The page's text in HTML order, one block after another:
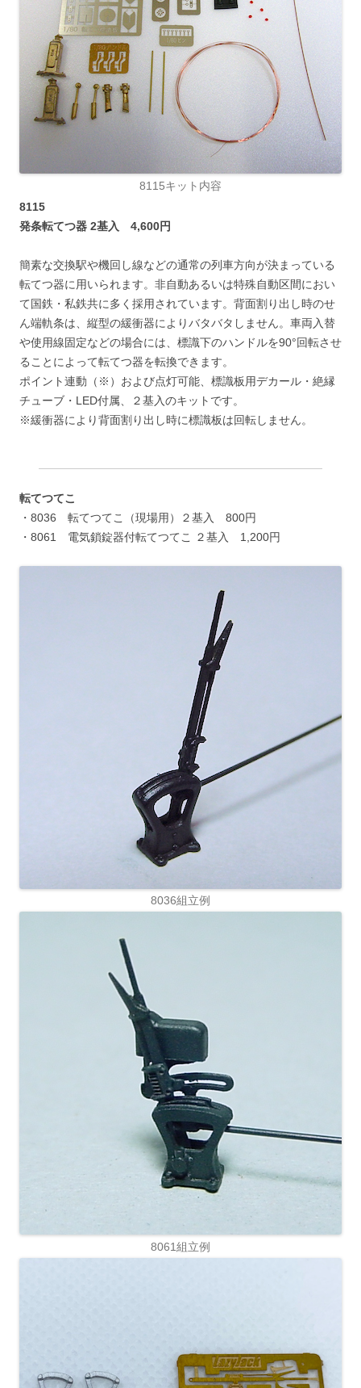
8115キット内容
8115
発条転てつ器 2基入 4,600円
簡素な交換駅や機回し線などの通常の列車方向が決まっている
転てつ器に用いられます。非自動あるいは特殊自動区間におい
て国鉄・私鉄共に多く採用されています。背面割り出し時のせ
ん端軌条は、縦型の緩衝器によりバタバタしません。車両入替
や使用線固定などの場合には、標識下のハンドルを90°回転させ
ることによって転てつ器を転換できます。
ポイント連動（※）および点灯可能、標識板用デカール・絶縁
チューブ・LED付属、２基入のキットです。
※緩衝器により背面割り出し時に標識板は回転しません。
転てつてこ
・8036 転てつてこ（現場用）２基入 800円
・8061 電気鎖錠器付転てつてこ ２基入 1,200円
8036組立例
8061組立例